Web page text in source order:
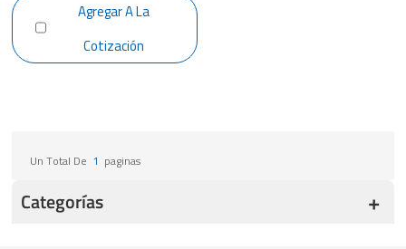
Agregar A La
Cotización
Un Total De 1 Paginas
Categorías